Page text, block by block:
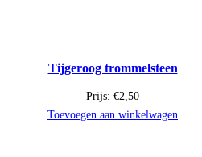
Tijgeroog trommelsteen
Prijs: €2,50
Toevoegen aan winkelwagen